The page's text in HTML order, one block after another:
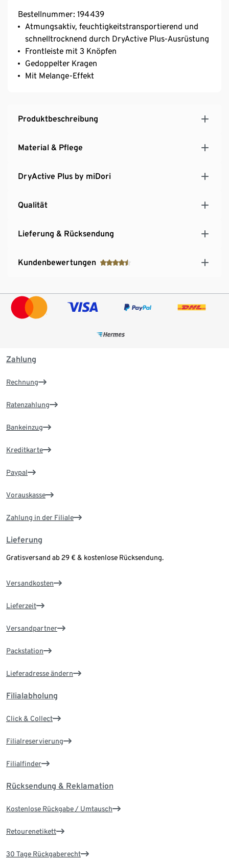
Bestellnummer: 194439
Atmungsaktiv, feuchtigkeitstransportierend und
schnelltrocknend durch DryActive Plus-Ausrüstung
Frontleiste mit 3 Knöpfen
Gedoppelter Kragen
Mit Melange-Effekt
Produktbeschreibung
Material & Pflege
DryActive Plus by miDori
Qualität
Lieferung & Rücksendung
Kundenbewertungen
Zahlung
Rechnung
Ratenzahlung
Bankeinzug
Kreditkarte
Paypal
Vorauskasse
Zahlung in der Filiale
Lieferung
Gratisversand ab 29 € & kostenlose Rücksendung.
Versandkosten
Lieferzeit
Versandpartner
Packstation
Lieferadresse ändern
Filialabholung
Click & Collect
Filialreservierung
Filialfinder
Rücksendung & Reklamation
Kostenlose Rückgabe / Umtausch
Retourenetikett
30 Tage Rückgaberecht